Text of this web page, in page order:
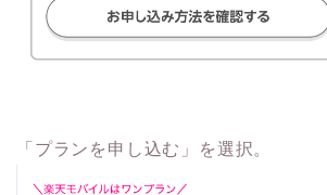
「プランを申し込む」を選択。